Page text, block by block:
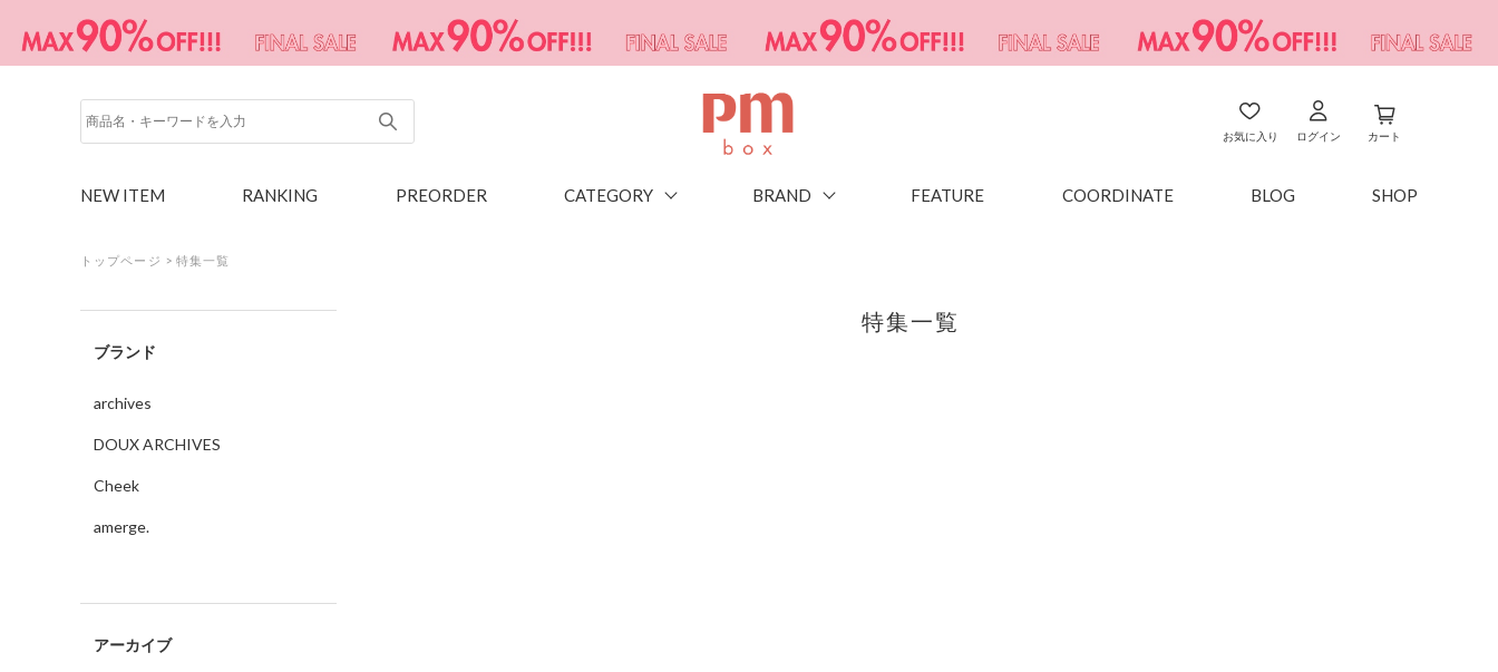
お気に入り ログイン カート
NEW ITEM RANKING PREORDER CATEGORY BRAND FEATURE COORDINATE BLOG SHOP
トップページ > 特集一覧
ブランド
archives
DOUX ARCHIVES
Cheek
amerge.
アーカイブ
特集一覧